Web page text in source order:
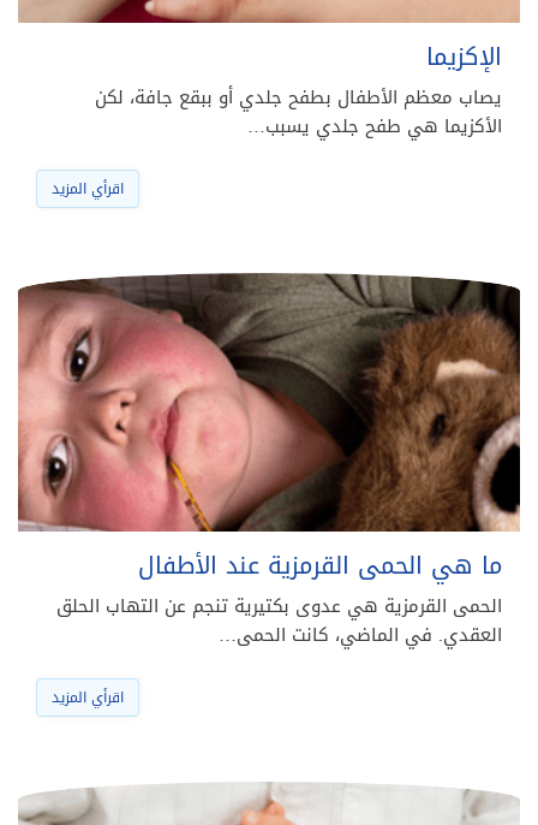
الإكزيما
يصاب معظم الأطفال بطفح جلدي أو ببقع جافة، لكن
الأكزيما هي طفح جلدي يسبب…
اقرأي المزيد
ما هي الحمى القرمزية عند الأطفال
الحمى القرمزية هي عدوى بكتيرية تنجم عن التهاب الحلق
العقدي. في الماضي، كانت الحمى…
اقرأي المزيد